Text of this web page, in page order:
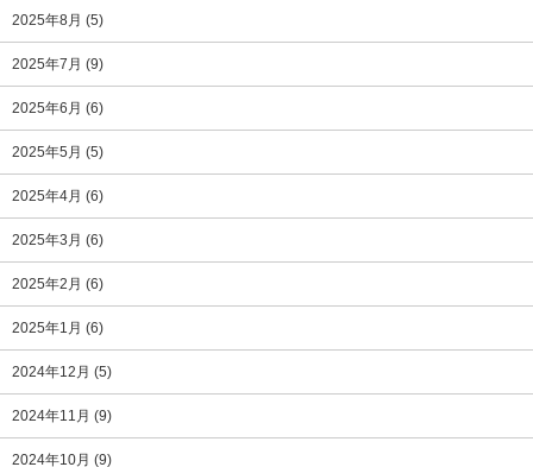
2025年8月 (5)
2025年7月 (9)
2025年6月 (6)
2025年5月 (5)
2025年4月 (6)
2025年3月 (6)
2025年2月 (6)
2025年1月 (6)
2024年12月 (5)
2024年11月 (9)
2024年10月 (9)